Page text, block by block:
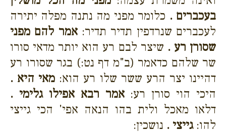
בעכברים . כלומר מפני מה נתנה מפלה יתירה
לעכברים שנרדפין תדיר תדיר:אמר להם מפני
שסורן רע . שיצר לבם רע הוא יותר מדאי סורו
שר שלהם כדאמר (ב"מ דף נט:) בגר שסורו רע
דהיינו יצר הרע ששר שלו רע הוא: מאי היא .
היכי הוי סורן רע:אמר רבא אפילו גלימי .
דלאו מאכל ולית בהו הנאה אפי' הכי גייצי
להו:גייצי . נושכין: